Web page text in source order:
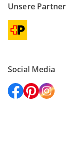
Unsere Partner
Social Media